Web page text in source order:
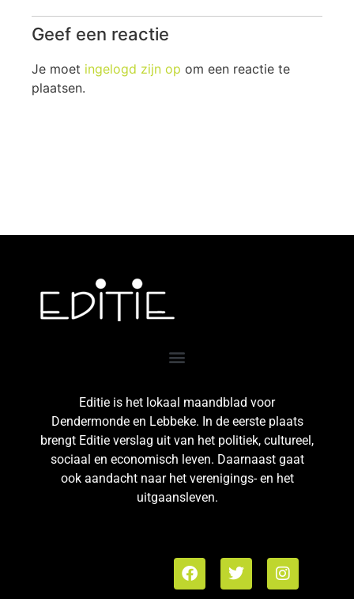
Geef een reactie
Je moet ingelogd zijn op om een reactie te
plaatsen.
Editie is het lokaal maandblad voor
Dendermonde en Lebbeke. In de eerste plaats
brengt Editie verslag uit van het politiek, cultureel,
sociaal en economisch leven. Daarnaast gaat
ook aandacht naar het verenigings- en het
uitgaansleven.